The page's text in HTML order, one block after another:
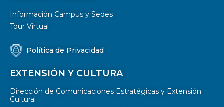
Información Campus y Sedes
Tour Virtual
Política de Privacidad
EXTENSIÓN Y CULTURA
Dirección de Comunicaciones Estratégicas y Extensión
Cultural